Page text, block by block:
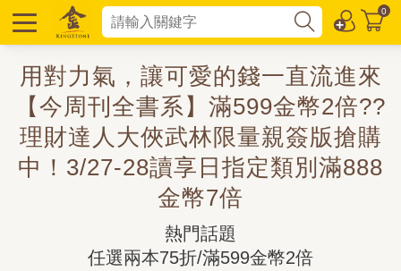
0
用對力氣，讓可愛的錢一直流進來
【今周刊全書系】滿599金幣2倍??
理財達人大俠武林限量親簽版搶購
中！3/27-28讀享日指定類別滿888
金幣7倍
熱門話題
任選兩本75折/滿599金幣2倍